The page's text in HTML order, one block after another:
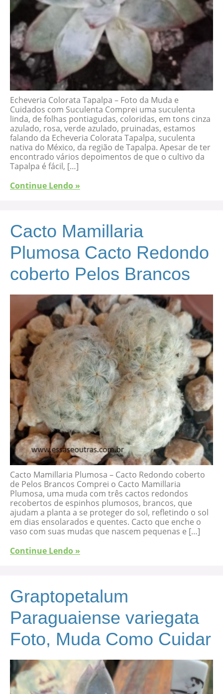
Echeveria Colorata Tapalpa – Foto da Muda e
Cuidados com Suculenta Comprei uma suculenta
linda, de folhas pontiagudas, coloridas, em tons cinza
azulado, rosa, verde azulado, pruinadas, estamos
falando da Echeveria Colorata Tapalpa, suculenta
nativa do México, da região de Tapalpa. Apesar de ter
encontrado vários depoimentos de que o cultivo da
Tapalpa é fácil, […]
Continue Lendo »
Cacto Mamillaria
Plumosa Cacto Redondo
coberto Pelos Brancos
Cacto Mamillaria Plumosa – Cacto Redondo coberto
de Pelos Brancos Comprei o Cacto Mamillaria
Plumosa, uma muda com três cactos redondos
recobertos de espinhos plumosos, brancos, que
ajudam a planta a se proteger do sol, refletindo o sol
em dias ensolarados e quentes. Cacto que enche o
vaso com suas mudas que nascem pequenas e […]
Continue Lendo »
Graptopetalum
Paraguaiense variegata
Foto, Muda Como Cuidar